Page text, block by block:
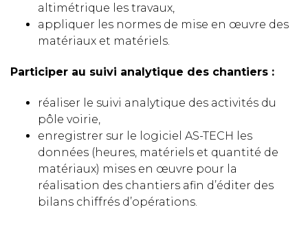
altimétrique les travaux,
appliquer les normes de mise en œuvre des
matériaux et matériels.
Participer au suivi analytique des chantiers :
réaliser le suivi analytique des activités du
pôle voirie,
enregistrer sur le logiciel AS-TECH les
données (heures, matériels et quantité de
matériaux) mises en œuvre pour la
réalisation des chantiers afin d’éditer des
bilans chiffrés d’opérations.